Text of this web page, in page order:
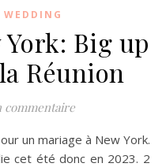
Big up
Réunion
commentaire
cet été donc en 2023. 2